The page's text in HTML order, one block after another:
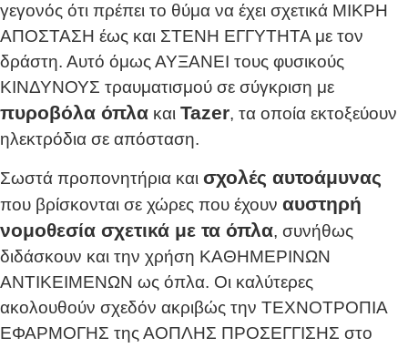
γεγονός ότι πρέπει το θύμα να έχει σχετικά ΜΙΚΡΗ
ΑΠΟΣΤΑΣΗ έως και ΣΤΕΝΗ ΕΓΓΥΤΗΤΑ με τον
δράστη. Αυτό όμως ΑΥΞΑΝΕΙ τους φυσικούς
ΚΙΝΔΥΝΟΥΣ τραυματισμού σε σύγκριση με
πυροβόλα όπλα και Tazer, τα οποία εκτοξεύουν
ηλεκτρόδια σε απόσταση.
Σωστά προπονητήρια και σχολές αυτοάμυνας
που βρίσκονται σε χώρες που έχουν αυστηρή
νομοθεσία σχετικά με τα όπλα, συνήθως
διδάσκουν και την χρήση ΚΑΘΗΜΕΡΙΝΩΝ
ΑΝΤΙΚΕΙΜΕΝΩΝ ως όπλα. Οι καλύτερες
ακολουθούν σχεδόν ακριβώς την ΤΕΧΝΟΤΡΟΠΙΑ
ΕΦΑΡΜΟΓΗΣ της ΑΟΠΛΗΣ ΠΡΟΣΕΓΓΙΣΗΣ στο